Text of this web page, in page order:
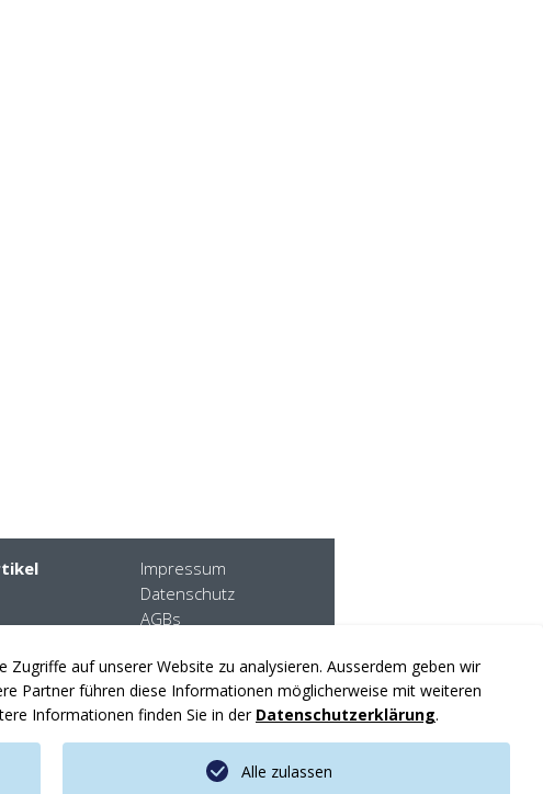
Impressum
Datenschutz
AGBs
auf unserer Website zu analysieren. Ausserdem geben wir
Partner führen diese Informationen möglicherweise mit weiteren
Informationen finden Sie in der Datenschutzerklärung.
Alle zulassen